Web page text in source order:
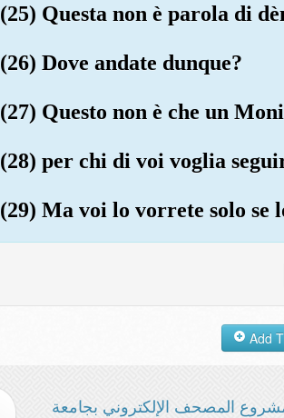
(25) Questa non è parola di
(26) Dove andate dunque?
(27) Questo non è che un
(28) per chi di voi voglia
(29) Ma voi lo vorrete solo
المصحف الإلكتروني بجامعة